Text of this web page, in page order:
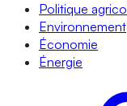
Politique
Environnement
Économie
Énergie